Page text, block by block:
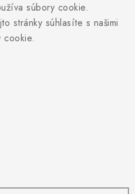
súbory cookie.
stránky súhlasíte s našimi
cookie.